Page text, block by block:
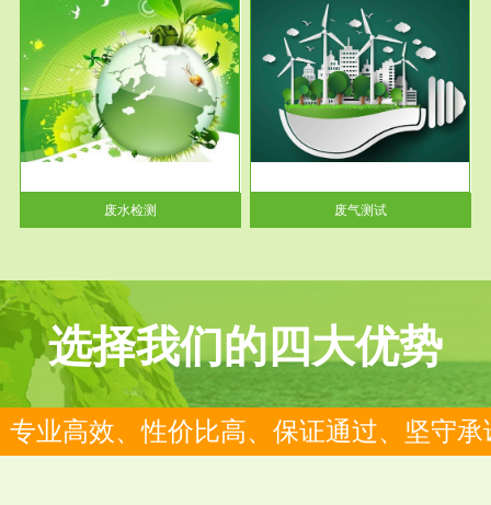
废水检测
服务范围
废气测试
检测范围工业废气检测包括有机
废气和无机废气。有机废气主要
包括...
废气测试
选择我们的四大优势
专业高效、性价比高、保证通过、坚守承